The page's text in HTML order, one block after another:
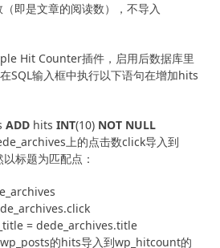
即是文章的阅读数），不导入
Hit Counter插件，启用后数据库里
SQL输入框中执行以下语句在增加hits
ADD hits INT(10) NOT NULL
上的点击数click导入到
标题为匹配点：
= dede_archives.title
的hits导入到wp_hitcount的